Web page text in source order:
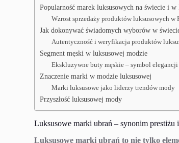
Popularność marek luksusowych na świecie i w
Wzrost sprzedaży produktów luksusowych w
Jak dokonywać świadomych wyborów w
Autentyczność i weryfikacja produktów
Segment męski w luksusowej modzie
Ekskluzywne buty męskie – symbol elegancji
Znaczenie marki w modzie luksusowej
Marki luksusowe jako liderzy trendów mody
Przyszłość luksusowej mody
Luksusowe marki ubrań – synonim prestiżu
Luksusowe marki ubrań to nie tylko